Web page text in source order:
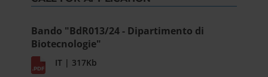
Bando "BdR013/24 - Dipartimento di
Biotecnologie"
IT | 317Kb